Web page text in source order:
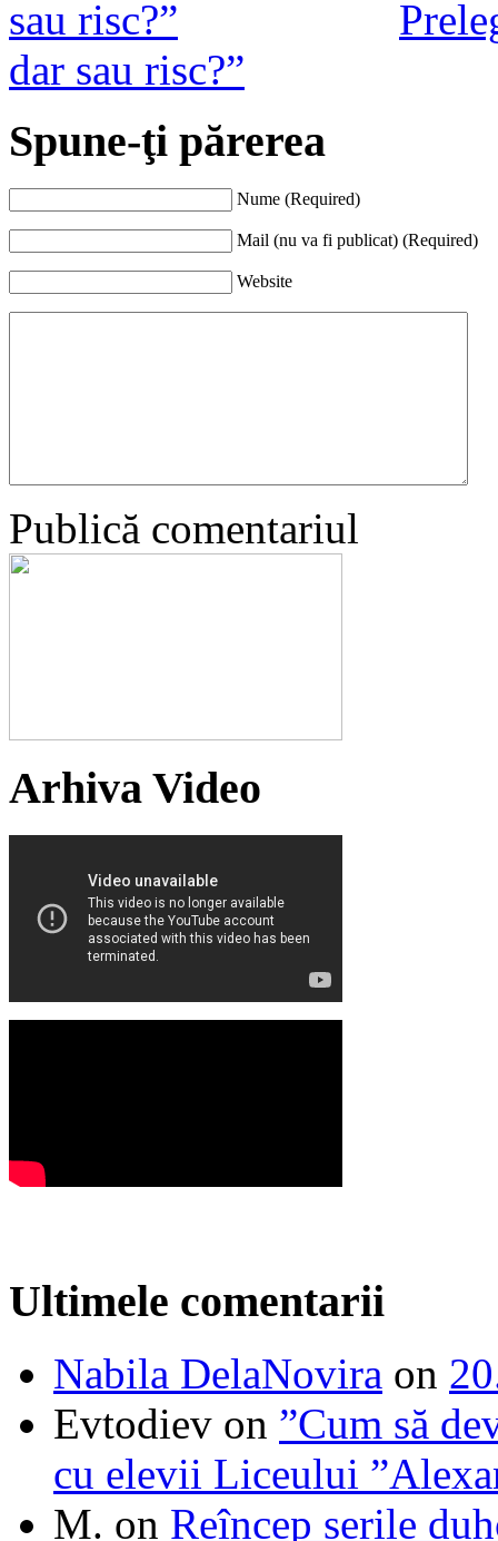
dar sau risc?”
Spune-ţi părerea
Nume (Required)
Mail (nu va fi publicat) (Required)
Website
Publică comentariul
Arhiva Video
Ultimele comentarii
Nabila DelaNovira on
Evtodiev on ”Cum să
cu elevii Liceului
M. on Reîncep serile